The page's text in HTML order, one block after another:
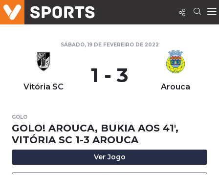
SÁBADO, 19 DE FEVEREIRO DE 2022
Vitória SC 1 - 3 Arouca
GOLO
GOLO! AROUCA, BUKIA AOS 41',
VITÓRIA SC 1-3 AROUCA
Ver Jogo